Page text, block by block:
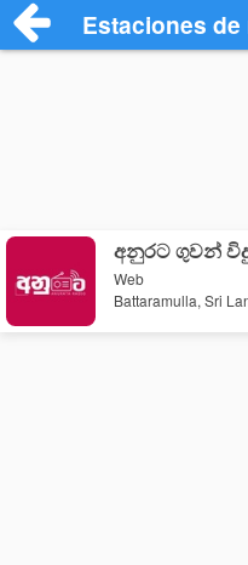
Estaciones
අනුරට ගුවන්
Web
Battaramulla, Sri